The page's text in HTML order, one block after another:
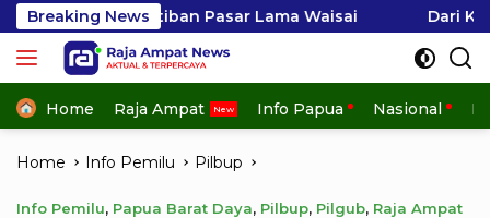
Skip
to
content
Breaking News
Pasar Lama Waisai Dari Keterampilan
Home Raja Ampat Info Papua Nasional
Home Info Pemilu Pilbup
Info Pemilu, Papua Barat Daya, Pilbup, Pilgub, Raja Ampat